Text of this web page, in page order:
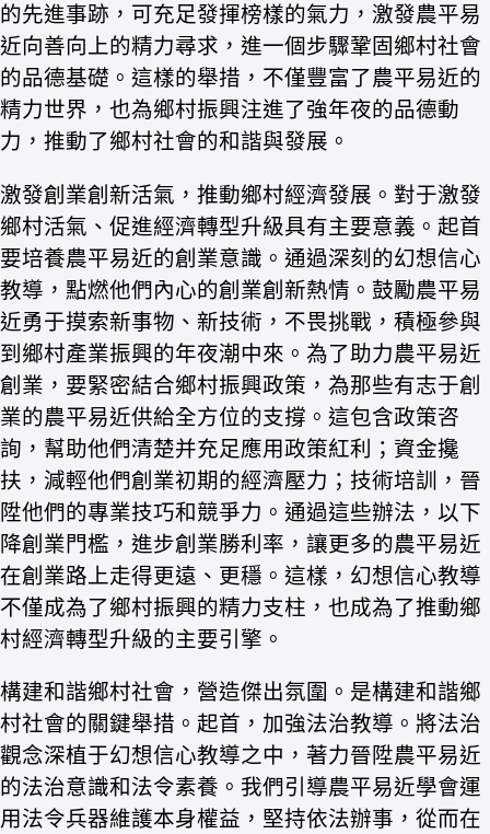
的先進事跡，可充足發揮榜樣的氣力，激發農平易
近向善向上的精力尋求，進一個步驟鞏固鄉村社會
的品德基礎。這樣的舉措，不僅豐富了農平易近的
精力世界，也為鄉村振興注進了強年夜的品德動
力，推動了鄉村社會的和諧與發展。
激發創業創新活氣，推動鄉村經濟發展。對于激發
鄉村活氣、促進經濟轉型升級具有主要意義。起首
要培養農平易近的創業意識。通過深刻的幻想信心
教導，點燃他們內心的創業創新熱情。鼓勵農平易
近勇于摸索新事物、新技術，不畏挑戰，積極參與
到鄉村產業振興的年夜潮中來。為了助力農平易近
創業，要緊密結合鄉村振興政策，為那些有志于創
業的農平易近供給全方位的支撐。這包含政策咨
詢，幫助他們清楚并充足應用政策紅利；資金攙
扶，減輕他們創業初期的經濟壓力；技術培訓，晉
陞他們的專業技巧和競爭力。通過這些辦法，以下
降創業門檻，進步創業勝利率，讓更多的農平易近
在創業路上走得更遠、更穩。這樣，幻想信心教導
不僅成為了鄉村振興的精力支柱，也成為了推動鄉
村經濟轉型升級的主要引擎。
構建和諧鄉村社會，營造傑出氛圍。是構建和諧鄉
村社會的關鍵舉措。起首，加強法治教導。將法治
觀念深植于幻想信心教導之中，著力晉陞農平易近
的法治意識和法令素養。我們引導農平易近學會運
用法令兵器維護本身權益，堅持依法辦事，從而在